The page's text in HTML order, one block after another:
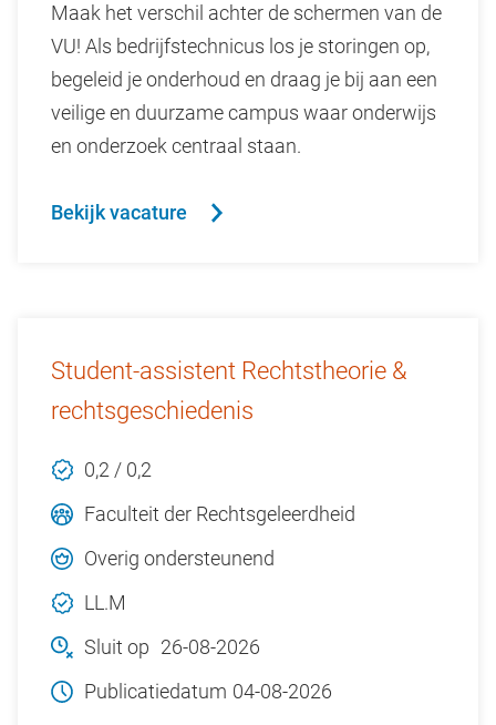
Maak het verschil achter de schermen van de
VU! Als bedrijfstechnicus los je storingen op,
begeleid je onderhoud en draag je bij aan een
veilige en duurzame campus waar onderwijs
en onderzoek centraal staan.
Bekijk vacature
Student-assistent Rechtstheorie &
rechtsgeschiedenis
0,2 / 0,2
Faculteit der Rechtsgeleerdheid
Overig ondersteunend
LL.M
Sluit op 26-08-2026
Publicatiedatum 04-08-2026